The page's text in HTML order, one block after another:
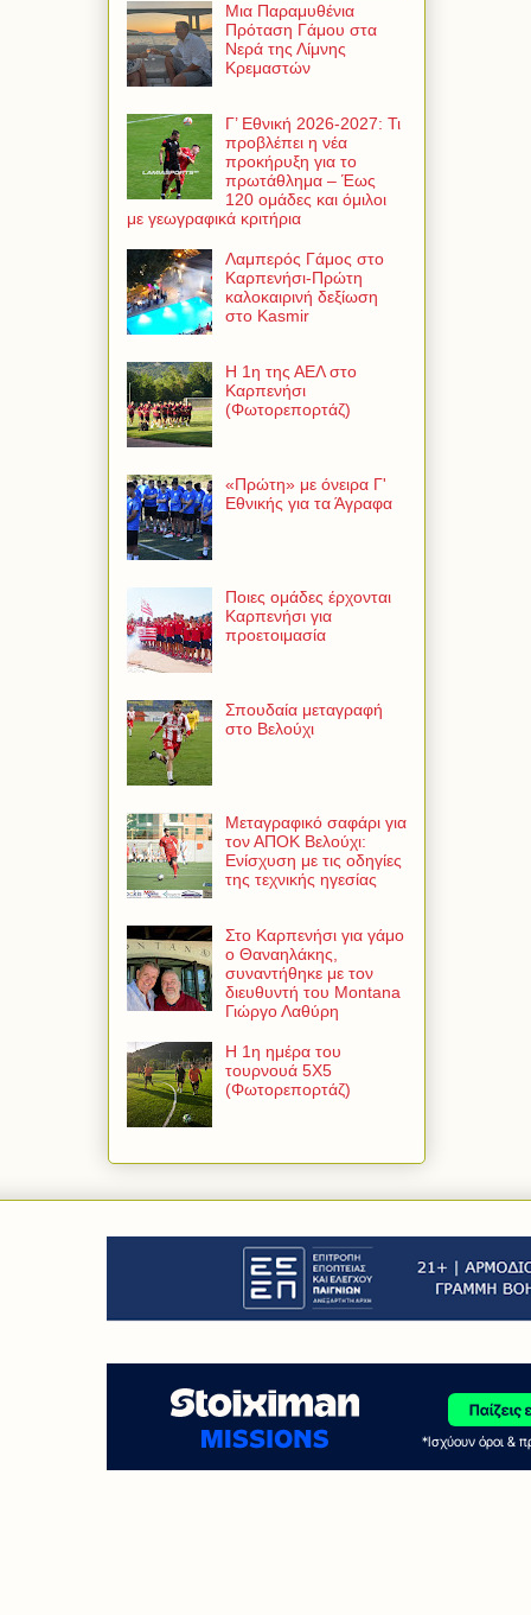
Μια Παραμυθένια
Πρόταση Γάμου στα
Νερά της Λίμνης
Κρεμαστών
Γ’ Εθνική 2026-2027: Τι
προβλέπει η νέα
προκήρυξη για το
πρωτάθλημα – Έως
120 ομάδες και όμιλοι
με γεωγραφικά κριτήρια
Λαμπερός Γάμος στο
Καρπενήσι-Πρώτη
καλοκαιρινή δεξίωση
στο Kasmir
Η 1η της ΑΕΛ στο
Καρπενήσι
(Φωτορεπορτάζ)
«Πρώτη» με όνειρα Γ'
Εθνικής για τα Άγραφα
Ποιες ομάδες έρχονται
Καρπενήσι για
προετοιμασία
Σπουδαία μεταγραφή
στο Βελούχι
Μεταγραφικό σαφάρι για
τον ΑΠΟΚ Βελούχι:
Ενίσχυση με τις οδηγίες
της τεχνικής ηγεσίας
Στο Καρπενήσι για γάμο
ο Θαναηλάκης,
συναντήθηκε με τον
διευθυντή του Montana
Γιώργο Λαθύρη
Η 1η ημέρα του
τουρνουά 5Χ5
(Φωτορεπορτάζ)